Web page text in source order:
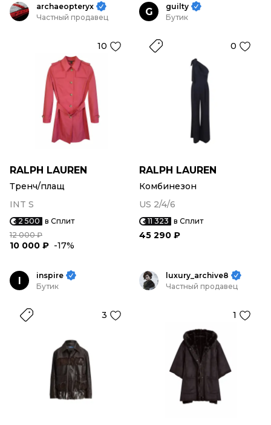
archaeopteryx
Частный продавец
10
RALPH LAUREN
Тренч/плащ
INT S
2 500 в Сплит
12 000 ₽
10 000 ₽ -17%
G
guilty
Бутик
0
RALPH LAUREN
Комбинезон
US 2/4/6
11 323 в Сплит
45 290 ₽
I
inspire
Бутик
3
luxury_archive8
Частный продавец
1